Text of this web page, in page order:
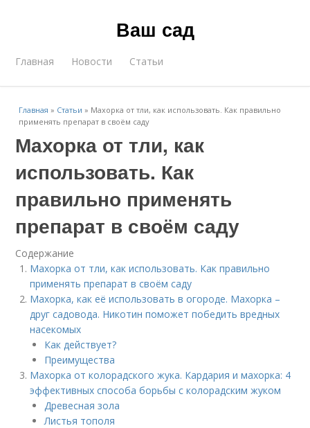
Ваш сад
Главная Новости Статьи
Главная » Статьи » Махорка от тли, как использовать. Как правильно
применять препарат в своём саду
Махорка от тли, как
использовать. Как
правильно применять
препарат в своём саду
Содержание
Махорка от тли, как использовать. Как правильно
применять препарат в своём саду
Махорка, как её использовать в огороде. Махорка –
друг садовода. Никотин поможет победить вредных
насекомых
Как действует?
Преимущества
Махорка от колорадского жука. Кардария и махорка: 4
эффективных способа борьбы с колорадским жуком
Древесная зола
Листья тополя